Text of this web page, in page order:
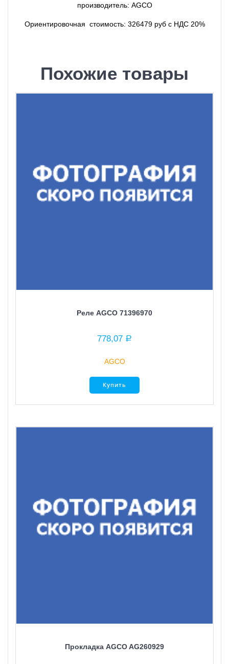
производитель: AGCO
Ориентировочная стоимость: 326479 руб с НДС 20%
Похожие товары
Реле AGCO 71396970
778,07 Р
AGCO
Купить
Прокладка AGCO AG260929